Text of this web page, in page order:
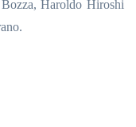
Haroldo Hiroshi